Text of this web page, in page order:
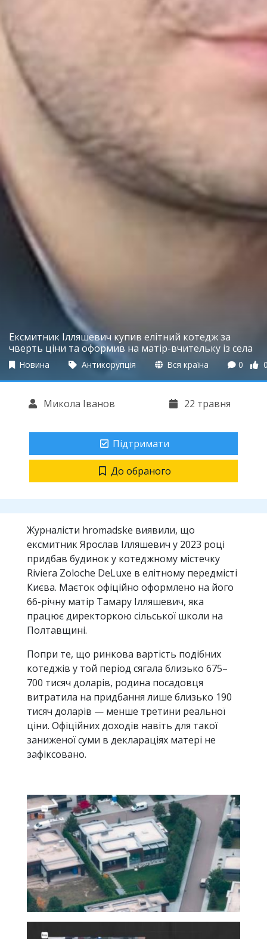
Ексмитник Ілляшевич купив елітний котедж за
чверть ціни та оформив на матір-вчительку із села
Новина Антикорупція Вся країна 0
Микола Іванов 22 травня
Підтримати
До обраного
Журналісти hromadske виявили, що
ексмитник Ярослав Ілляшевич у 2023 році
придбав будинок у котеджному містечку
Riviera Zoloche DeLuxe в елітному передмісті
Києва. Маєток офіційно оформлено на його
66-річну матір Тамару Ілляшевич, яка
працює директоркою сільської школи на
Полтавщині.
Попри те, що ринкова вартість подібних
котеджів у той період сягала близько 675–
700 тисяч доларів, родина посадовця
витратила на придбання лише близько 190
тисяч доларів — менше третини реальної
ціни. Офіційних доходів навіть для такої
заниженої суми в деклараціях матері не
зафіксовано.